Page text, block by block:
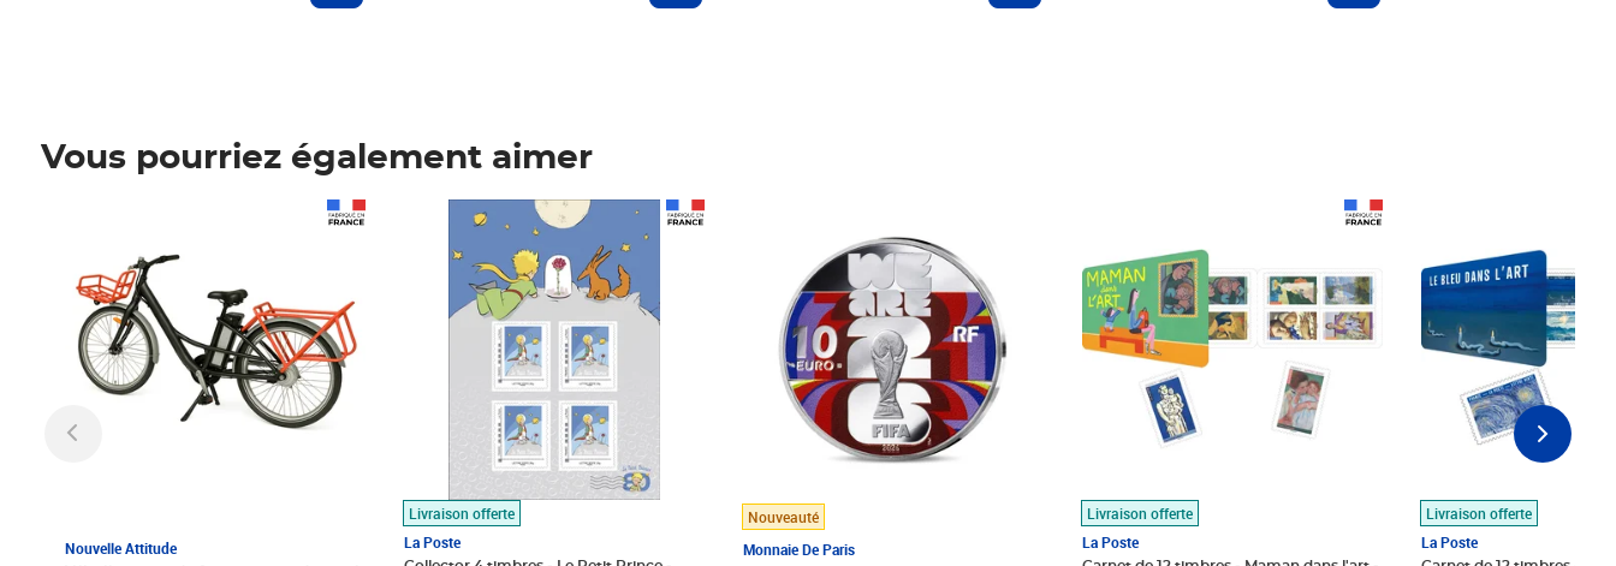
Vous pourriez également aimer
Nouvelle Attitude
Livraison offerte
La Poste
Prix 7,50€
Nouveauté
Monnaie De Paris
Livraison offerte
La Poste
Livraison offerte
La Poste